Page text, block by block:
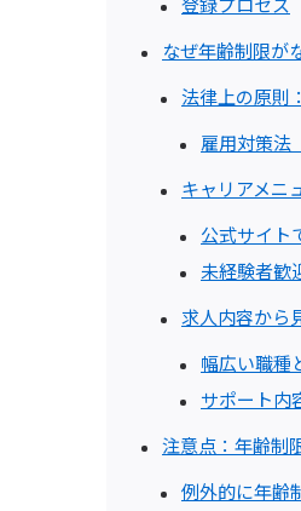
登録プロセス
なぜ年齢制限が
法律上の原則
雇用対策法
キャリアメニ
公式サイト
未経験者歓
求人内容から
幅広い職種
サポート内
注意点：年齢制
例外的に年齢